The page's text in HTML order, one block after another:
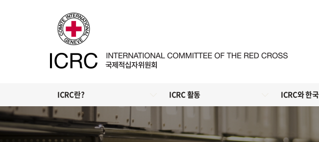
ICRC란? ICRC 활동 ICRC와 한국